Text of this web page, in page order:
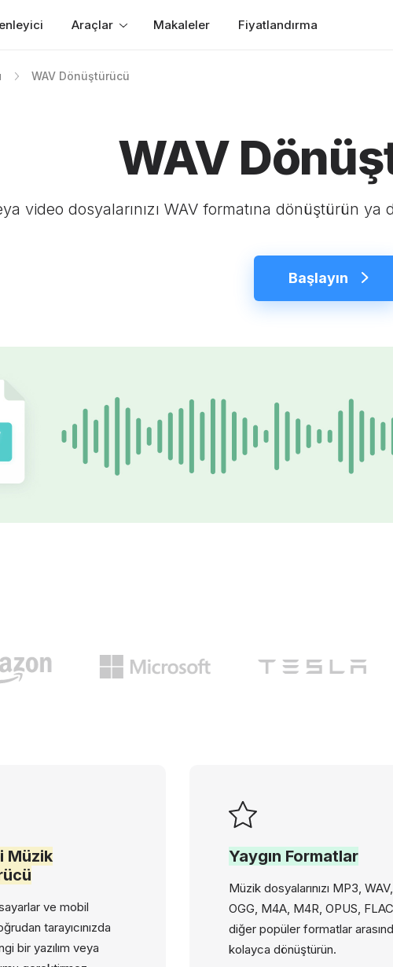
Araçlar Makaleler Fiyatlandırma
WAV Dönüştürücü
WAV
video dosyalarınızı WAV formatına dönüştürün
Başlayın
Müzik
ve mobil
tarayıcınızda
bir yazılım veya
Yaygın Formatlar
Müzik dosyalarınızı MP3, WAV,
OGG, M4A, M4R, OPUS,
diğer popüler formatlar
kolayca dönüştürün.